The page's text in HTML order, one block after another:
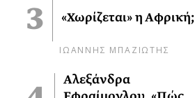
«Χωρίζεται» η Αφρική;
ΙΩΑΝΝΗΣ ΜΠΑΖΙΩΤΗΣ
Αλεξάνδρα